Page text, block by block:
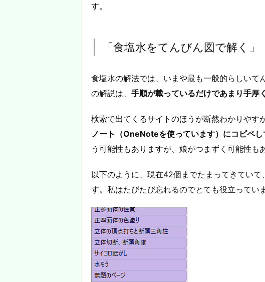
す。
「食塩水をてんびん図で解く」
食塩水の解法では、いまや最も一般的らしいて
の解説は、 手順が載っているだけであまり手厚
検索で出てくるサイトのほうが断然わかりやす
ノート（OneNoteを使っています）にコピペ
う可能性もありますが、娘がつまずく可能性も
以下のように、現在42個までたまってきてい
す。私はたびたび忘れるのでとても役立っていま